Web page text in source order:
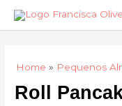
Skip
Home Pequenos
Roll